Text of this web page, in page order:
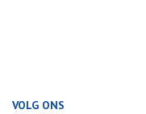
VOLG ONS